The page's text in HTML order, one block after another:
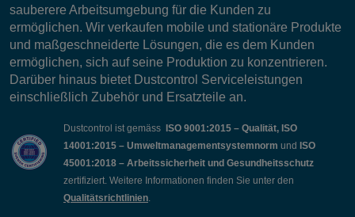
sauberere Arbeitsumgebung für die Kunden zu
ermöglichen. Wir verkaufen mobile und stationäre Produkte
und maßgeschneiderte Lösungen, die es dem Kunden
ermöglichen, sich auf seine Produktion zu konzentrieren.
Darüber hinaus bietet Dustcontrol Serviceleistungen
einschließlich Zubehör und Ersatzteile an.
Dustcontrol ist gemäss
ISO 9001:2015 – Qualität, ISO
14001:2015 – Umweltmanagementsystemnorm und ISO
45001:2018 – Arbeitssicherheit und Gesundheitsschutz
zertifiziert. Weitere Informationen finden Sie unter den
Qualitätsrichtlinien.